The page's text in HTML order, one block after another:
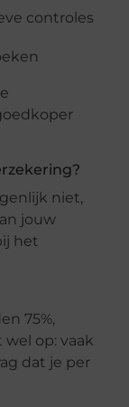
controles
niet,
jouw
het
75%,
op: vaak
dat je per